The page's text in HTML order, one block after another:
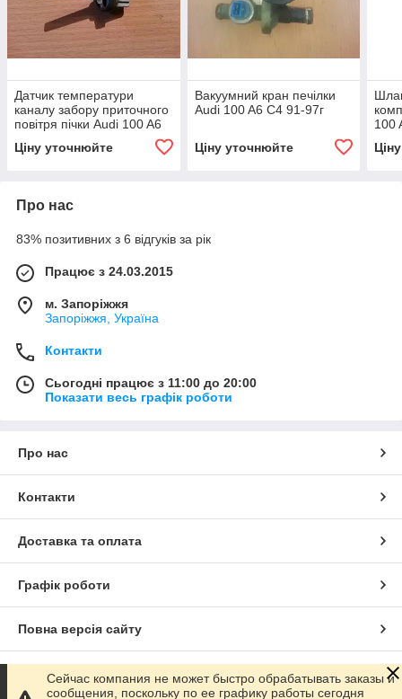
Датчик температури
каналу забору приточного
повітря пічки Audi 100 A6
Ціну уточнюйте
Вакуумний кран печілки
Audi 100 A6 C4 91-97г
Ціну уточнюйте
100
Про нас
83% позитивних з 6 відгуків за рік
Працює з 24.03.2015
м. Запоріжжя
Запоріжжя, Україна
Контакти
Сьогодні працює з 11:00 до 20:00
Показати весь графік роботи
Про нас
Контакти
Доставка та оплата
Графік роботи
Повна версія сайту
Сайт створено на маркетплейсі Prom.ua
Сейчас компания не может быстро обрабатывать заказы и
сообщения, поскольку по ее графику работы сегодня